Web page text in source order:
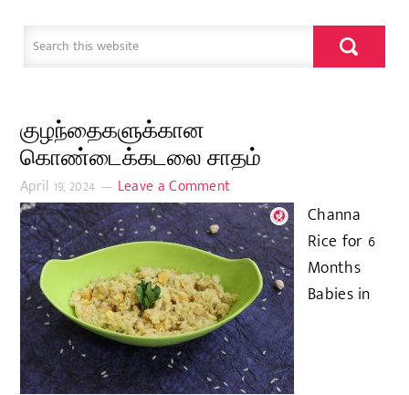
குழந்தைகளுக்கான
கொண்டைக்கடலை சாதம்
April 19, 2024 Leave a Comment
Channa
Rice for 6
Months
Babies in